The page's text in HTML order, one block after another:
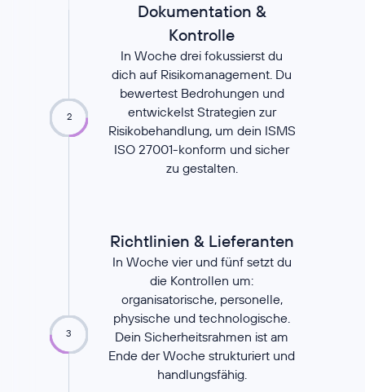
2
3
Dokumentation &
Kontrolle
In Woche drei fokussierst du
dich auf Risikomanagement. Du
bewertest Bedrohungen und
entwickelst Strategien zur
Risikobehandlung, um dein ISMS
ISO 27001-konform und sicher
zu gestalten.
Richtlinien & Lieferanten
In Woche vier und fünf setzt du
die Kontrollen um:
organisatorische, personelle,
physische und technologische.
Dein Sicherheitsrahmen ist am
Ende der Woche strukturiert und
handlungsfähig.